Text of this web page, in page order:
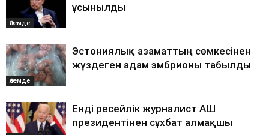
Әлемде
ұсынылды
Әлемде
Эстониялық азаматтың сөмкесінен
жүздеген адам эмбрионы табылды
Енді ресейлік журналист АҚШ
президентінен сұхбат алмақшы